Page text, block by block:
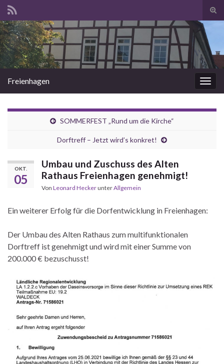
Search for:
Freienhagen
SOMMERFEST „Rund um die Kirche“
Dorftreff – Jetzt wird’s konkret!
OKT.
05
Umbau und Zuschuss des Alten
Rathaus Freienhagen genehmigt!
Von Leonard HeckerunterAllgemein
Ein weiterer Erfolg für die Dorfentwicklung in Freienhagen:
Der Umbau des Alten Rathaus zum multifunktionalen
Dorftreff ist genehmigt und wird mit einer Summe von
200.000 € bezuschusst!